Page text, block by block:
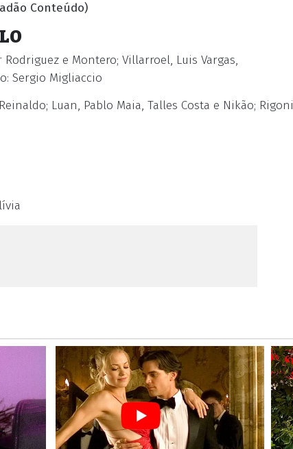
Conteúdo)
Rodriguez e Montero; Villarroel, Luis Vargas,
Sergio Migliaccio
Luan, Pablo Maia, Talles Costa e Nikão; Rigoni